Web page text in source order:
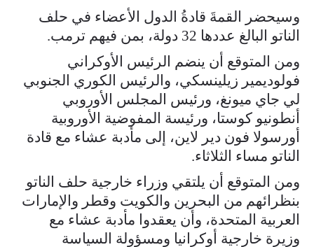
وسيحضر القمةَ قادةُ الدول الأعضاء في حلف
الناتو البالغ عددها 32 دولة، بمن فيهم ترمب.
ومن المتوقع أن ينضم الرئيس الأوكراني
فولوديمير زيلينسكي، والرئيس الكوري الجنوبي
لي جاي ميونغ، ورئيس المجلس الأوروبي
أنطونيو كوستا، ورئيسة المفوضية الأوروبية
أورسولا فون دير لاين، إلى مأدبة عشاء مع قادة
الناتو مساء الثلاثاء.
ومن المتوقع أن يلتقي وزراء خارجية حلف الناتو
بنظرائهم من البحرين والكويت وقطر والإمارات
العربية المتحدة، وأن يعقدوا مأدبة عشاء مع
وزيرة خارجية أوكرانيا ومسؤولة السياسة